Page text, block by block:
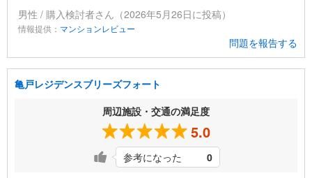
男性 / 購入検討者さん（2026年5月26日に投稿）
情報提供： マンションレビュー
問題を報告する
亀戸レジデンスブリーズフォート
周辺施設・交通の満足度
5.0
参考になった 0